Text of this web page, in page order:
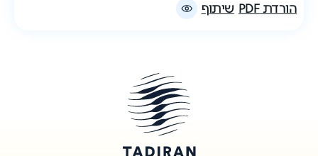
הורדת PDF שיתוף